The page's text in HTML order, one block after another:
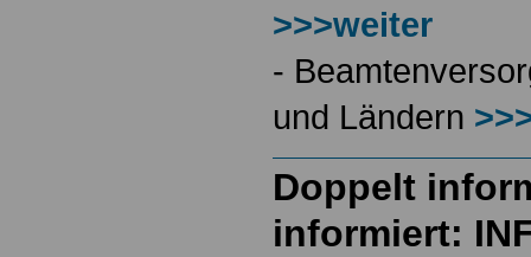
>>>weiter
-
und Ländern
Doppelt
informiert: